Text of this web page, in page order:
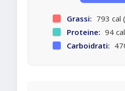
Grassi: 793 cal
Proteine: 94
Carboidrati: